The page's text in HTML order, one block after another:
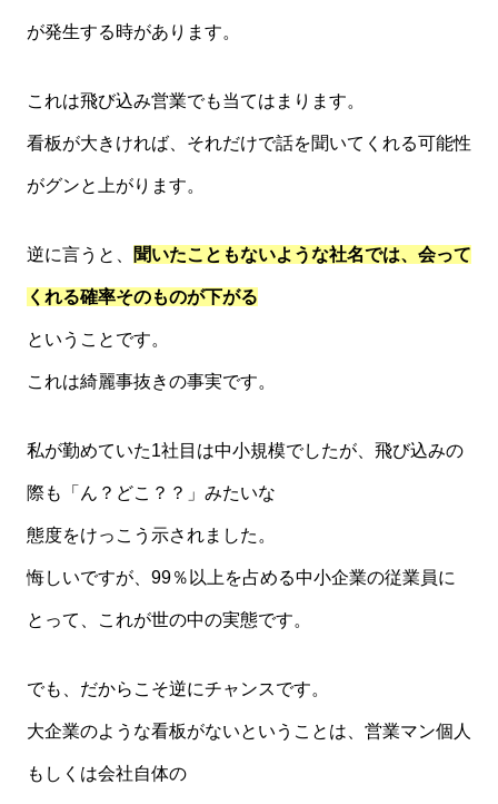
が発生する時があります。
これは飛び込み営業でも当てはまります。
看板が大きければ、それだけで話を聞いてくれる可能性
がグンと上がります。
逆に言うと、 聞いたこともないような社名では、 会って
くれる確率そのものが下がる
ということです。
これは綺麗事抜きの事実です。
私が勤めていた1社目は中小規模でしたが、飛び込みの
際も「ん？どこ？？」みたいな
態度をけっこう示されました。
悔しいですが、99％以上を占める中小企業の従業員に
とって、これが世の中の実態です。
でも、だからこそ逆にチャンスです。
大企業のような看板がないということは、営業マン個人
もしくは会社自体の